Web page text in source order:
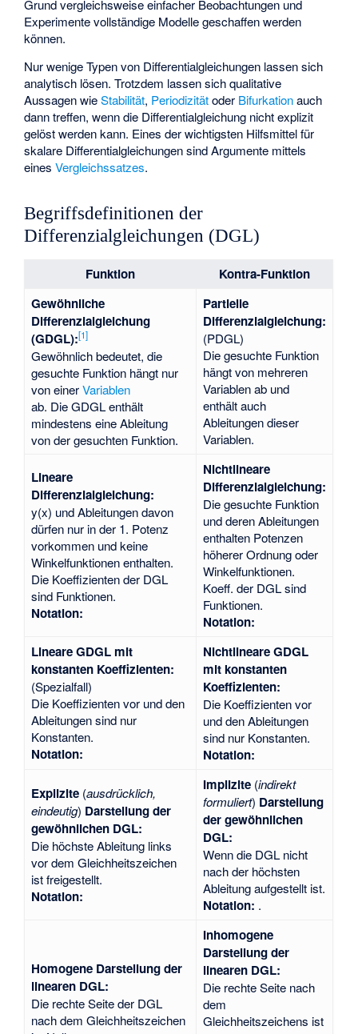
Grund vergleichsweise einfacher Beobachtungen und
Experimente vollständige Modelle geschaffen werden
können.
Nur wenige Typen von Differentialgleichungen lassen sich
analytisch lösen. Trotzdem lassen sich qualitative
Aussagen wieStabilität, Periodizitätoder Bifurkationauch
dann treffen, wenn die Differentialgleichung nicht explizit
gelöst werden kann. Eines der wichtigsten Hilfsmittel für
skalare Differentialgleichungen sind Argumente mittels
einesVergleichssatzes.
Begriffsdefinitionen der
Differenzialgleichungen (DGL)
Funktion
Kontra-Funktion
Gewöhnliche
Differenzialgleichung
(GDGL):[1]
Gewöhnlich bedeutet, die
gesuchte Funktion hängt nur
von einerVariablen
ab. Die GDGL enthält
mindestens eine Ableitung
von der gesuchten Funktion.
Partielle
Differenzialgleichung:
(PDGL)
Die gesuchte Funktion
hängt von mehreren
Variablen ab und
enthält auch
Ableitungen dieser
Variablen.
Lineare
Differenzialgleichung:
y(x) und Ableitungen davon
dürfen nur in der 1. Potenz
vorkommen und keine
Winkelfunktionen enthalten.
Die Koeffizientender DGL
sind Funktionen.
Notation:
Nichtlineare
Differenzialgleichung:
Die gesuchte Funktion
und deren Ableitungen
enthalten Potenzen
höherer Ordnung oder
Winkelfunktionen.
Koeff. der DGL sind
Funktionen.
Notation:
Lineare GDGL mit
konstanten Koeffizienten:
(Spezialfall)
Die Koeffizientenvor und den
Ableitungen sind nur
Konstanten.
Notation:
Nichtlineare GDGL
mit konstanten
Koeffizienten:
Die Koeffizientenvor
und den Ableitungen
sind nur Konstanten.
Notation:
Explizite(ausdrücklich,
eindeutig) Darstellung der
gewöhnlichen DGL:
Die höchste Ableitung links
vor dem Gleichheitszeichen
ist freigestellt.
Notation:
Implizite(indirekt
formuliert) Darstellung
der gewöhnlichen
DGL:
Wenn die DGL nicht
nach der höchsten
Ableitung aufgestellt ist.
Notation: .
Homogene Darstellung der
linearen DGL:
Die rechte Seite der DGL
nach dem Gleichheitszeichen
Inhomogene
Darstellung der
linearen DGL:
Die rechte Seite nach
dem
Gleichheitszeichens ist